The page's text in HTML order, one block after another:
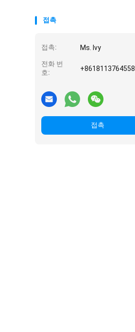
접촉
접촉: Ms. Ivy
전화 번
호:
+8618113764558
접촉